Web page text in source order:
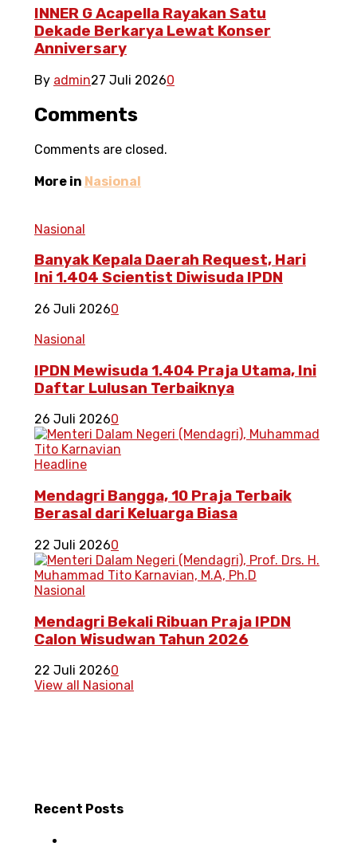
INNER G Acapella Rayakan Satu
Dekade Berkarya Lewat Konser
Anniversary
By admin27 Juli 20260
Comments
Comments are closed.
More in Nasional
Nasional
Banyak Kepala Daerah Request, Hari
Ini 1.404 Scientist Diwisuda IPDN
26 Juli 20260
Nasional
IPDN Mewisuda 1.404 Praja Utama, Ini
Daftar Lulusan Terbaiknya
26 Juli 20260
Headline
Mendagri Bangga, 10 Praja Terbaik
Berasal dari Keluarga Biasa
22 Juli 20260
Nasional
Mendagri Bekali Ribuan Praja IPDN
Calon Wisudwan Tahun 2026
22 Juli 20260
View all Nasional
Recent Posts